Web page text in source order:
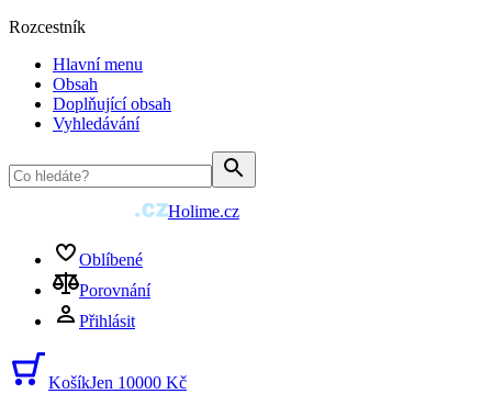
Rozcestník
Hlavní menu
Obsah
Doplňující obsah
Vyhledávání
Holime.cz
Oblíbené
Porovnání
Přihlásit
KošíkJen 10000 Kč